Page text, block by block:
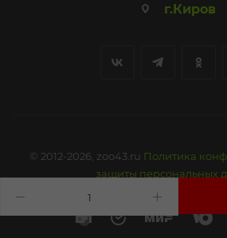
г.Киров
© 2012-2026, zoo43.ru Политика
защиты персональных